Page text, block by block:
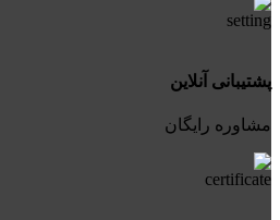
پشتیبانی آنلاین
مشاوره رایگان